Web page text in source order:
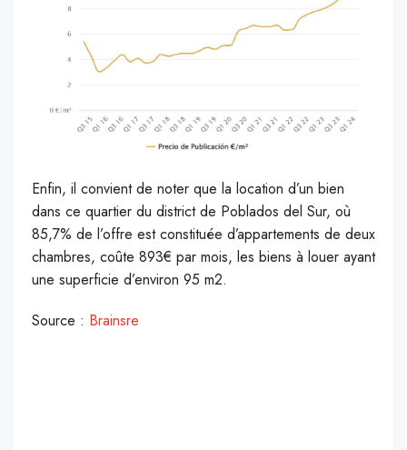
Enfin, il convient de noter que la location d’un bien
dans ce quartier du district de Poblados del Sur, où
85,7% de l’offre est constituée d’appartements de deux
chambres, coûte 893€ par mois, les biens à louer ayant
une superficie d’environ 95 m2.
Source : Brainsre